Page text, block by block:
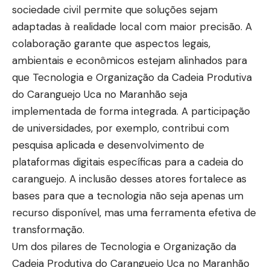
sociedade civil permite que soluções sejam
adaptadas à realidade local com maior precisão. A
colaboração garante que aspectos legais,
ambientais e econômicos estejam alinhados para
que Tecnologia e Organização da Cadeia Produtiva
do Caranguejo Uca no Maranhão seja
implementada de forma integrada. A participação
de universidades, por exemplo, contribui com
pesquisa aplicada e desenvolvimento de
plataformas digitais específicas para a cadeia do
caranguejo. A inclusão desses atores fortalece as
bases para que a tecnologia não seja apenas um
recurso disponível, mas uma ferramenta efetiva de
transformação.
Um dos pilares de Tecnologia e Organização da
Cadeia Produtiva do Caranguejo Uca no Maranhão